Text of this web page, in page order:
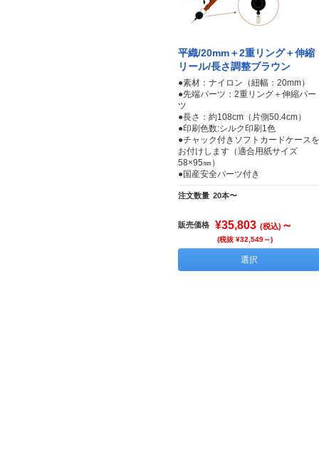
平織/20mm＋2重リング＋伸縮
リール/長さ調整ブラウン
●素材：ナイロン（紐幅：20mm）
●先端パーツ：2重リング＋伸縮パー
ツ
●長さ：約108cm（片側50.4cm）
●印刷色数:シルク印刷1色
●チャック付きソフトカードケースを
お付けします（適合用紙サイズ
58×95㎜）
●国産安全パーツ付き
注文数量 20本〜
販売価格 ¥35,803 (税込) ～
(税抜 ¥32,549～)
選択